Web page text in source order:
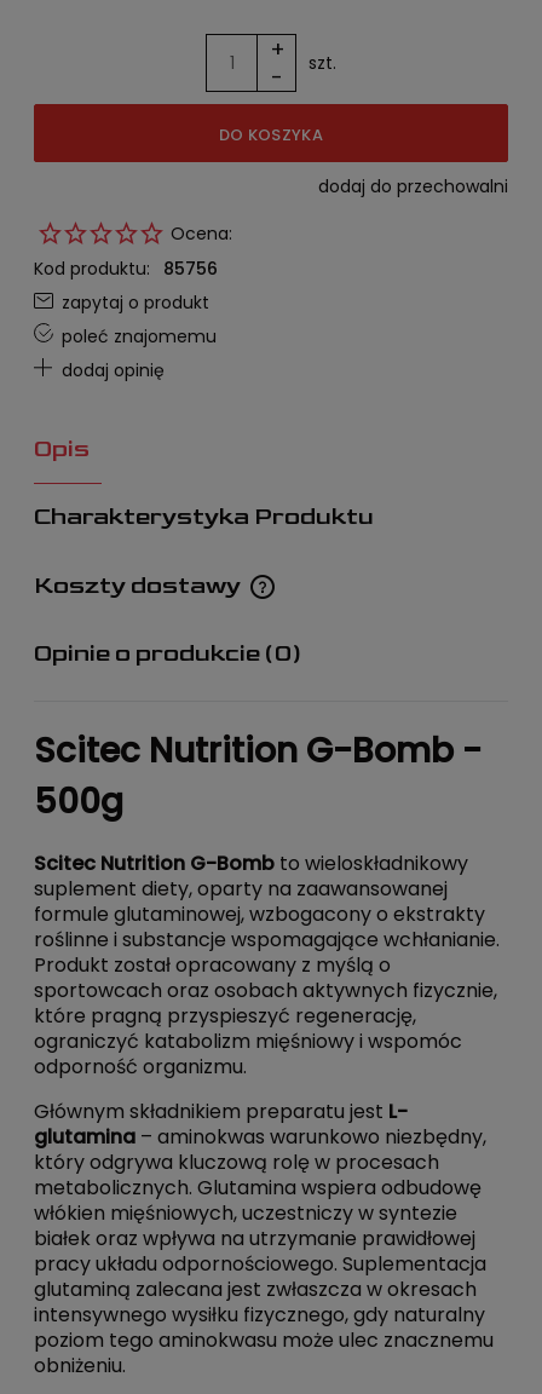
krócej niż 30 dni, wyświetlana jest
najniższa cena od momentu, kiedy
produkt pojawił się w sprzedaży.
-
+ szt.
DO KOSZYKA
dodaj do przechowalni
Ocena:
Kod produktu:
85756
zapytaj o produkt
poleć znajomemu
dodaj opinię
Opis
Charakterystyka Produktu
Koszty dostawy
Cena nie zawiera ewentualnych kosztów płatności
Opinie o produkcie (0)
Scitec Nutrition G-Bomb -
500g
Scitec Nutrition G-Bomb to wieloskładnikowy
suplement diety, oparty na zaawansowanej
formule glutaminowej, wzbogacony o ekstrakty
roślinne i substancje wspomagające wchłanianie.
Produkt został opracowany z myślą o
sportowcach oraz osobach aktywnych fizycznie,
które pragną przyspieszyć regenerację,
ograniczyć katabolizm mięśniowy i wspomóc
odporność organizmu.
Głównym składnikiem preparatu jest L-
glutamina – aminokwas warunkowo niezbędny,
który odgrywa kluczową rolę w procesach
metabolicznych. Glutamina wspiera odbudowę
włókien mięśniowych, uczestniczy w syntezie
białek oraz wpływa na utrzymanie prawidłowej
pracy układu odpornościowego. Suplementacja
glutaminą zalecana jest zwłaszcza w okresach
intensywnego wysiłku fizycznego, gdy naturalny
poziom tego aminokwasu może ulec znacznemu
obniżeniu.